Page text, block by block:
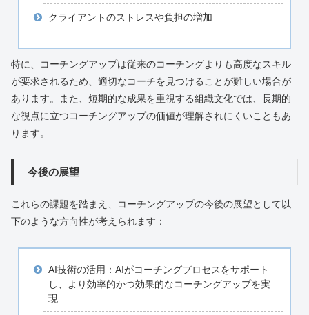
クライアントのストレスや負担の増加
特に、コーチングアップは従来のコーチングよりも高度なスキル
が要求されるため、適切なコーチを見つけることが難しい場合が
あります。また、短期的な成果を重視する組織文化では、長期的
な視点に立つコーチングアップの価値が理解されにくいこともあ
ります。
今後の展望
これらの課題を踏まえ、コーチングアップの今後の展望として以
下のような方向性が考えられます：
AI技術の活用：AIがコーチングプロセスをサポート
し、より効率的かつ効果的なコーチングアップを実
現